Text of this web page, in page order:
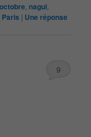
nagui
Paris | Une réponse
9